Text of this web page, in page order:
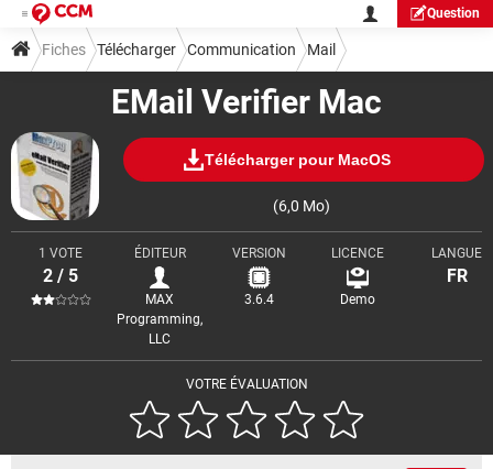
Question
EMail Verifier Mac
Télécharger pour MacOS
(6,0 Mo)
VOTRE ÉVALUATION
1 VOTE
2 / 5
ÉDITEUR
MAX
Programming,
LLC
VERSION
3.6.4
LICENCE
Demo
LANGUE
FR
Fiches Télécharger Communication Mail